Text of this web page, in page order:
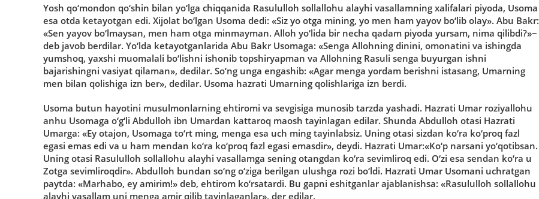
Yosh qo‘mondon qo‘shin bilan yo‘lga chiqqanida Rasululloh sollallohu alayhi vasallamning xalifalari piyoda, Usoma
esa otda ketayotgan edi. Xijolat bo‘lgan Usoma dedi: «Siz yo otga mining, yo men ham yayov bo‘lib olay». Abu Bakr:
«Sen yayov bo‘lmaysan, men ham otga minmayman. Alloh yo‘lida bir necha qadam piyoda yursam, nima qilibdi?»−
deb javob berdilar. Yo‘lda ketayotganlarida Abu Bakr Usomaga: «Senga Allohning dinini, omonatini va ishingda
yumshoq, yaxshi muomalali bo‘lishni ishonib topshiryapman va Allohning Rasuli senga buyurgan ishni
bajarishingni vasiyat qilaman», dedilar. So‘ng unga engashib: «Agar menga yordam berishni istasang, Umarning
men bilan qolishiga izn ber», dedilar. Usoma hazrati Umarning qolishlariga izn berdi.
Usoma butun hayotini musulmonlarning ehtiromi va sevgisiga munosib tarzda yashadi. Hazrati Umar roziyallohu
anhu Usomaga o‘g‘li Abdulloh ibn Umardan kattaroq maosh tayinlagan edilar. Shunda Abdulloh otasi Hazrati
Umarga: «Ey otajon, Usomaga to‘rt ming, menga esa uch ming tayinlabsiz. Uning otasi sizdan ko‘ra ko‘proq fazl
egasi emas edi va u ham mendan ko‘ra ko‘proq fazl egasi emasdir», deydi. Hazrati Umar:«Ko‘p narsani yo‘qotibsan.
Uning otasi Rasululloh sollallohu alayhi vasallamga sening otangdan ko‘ra sevimliroq edi. O‘zi esa sendan ko‘ra u
Zotga sevimliroqdir». Abdulloh bundan so‘ng o‘ziga berilgan ulushga rozi bo‘ldi. Hazrati Umar Usomani uchratgan
paytda: «Marhabo, ey amirim!» deb, ehtirom ko‘rsatardi. Bu gapni eshitganlar ajablanishsa: «Rasululloh sollallohu
alayhi vasallam uni menga amir qilib tayinlaganlar», der edilar.